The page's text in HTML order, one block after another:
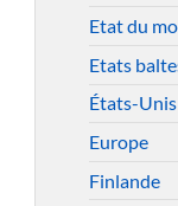
Etat du
Etats
États-Unis
Europe
Finlande